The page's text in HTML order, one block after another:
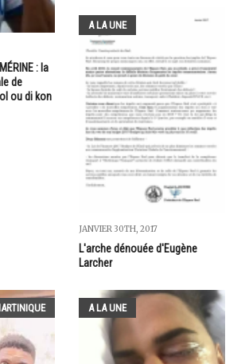
: la
de
ou di kon
A LA UNE
JANVIER 30TH, 2017
L'arche dénouée d'Eugène
Larcher
A LA UNE